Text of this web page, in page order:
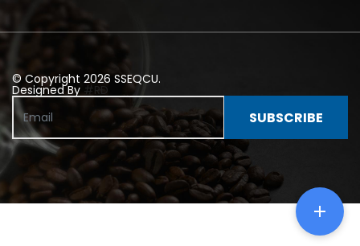
© Copyright 2026 SSEQCU.
Designed By #RD
SUBSCRIBE
